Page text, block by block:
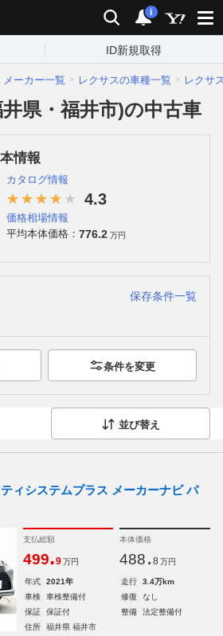
検索 通知
i
ID新規取得
メーカー一覧 レクサスの車種一覧 レクサ
県・福井市)の中古車
情報
カタログ情報
4.3
価格相場情報
平均本体価格： 776.2 万円
保存条件一覧
条件を変更
並び替え
ィシステムプラス メーカーナビ パ
支払総額
499.9 万円
本体価格
488. 8 万円
年式 2021年 走行
3.4万km
車検
車検整備付 修復
なし
保証
保証付 整備
法定整備付
住所
福井県 福井市